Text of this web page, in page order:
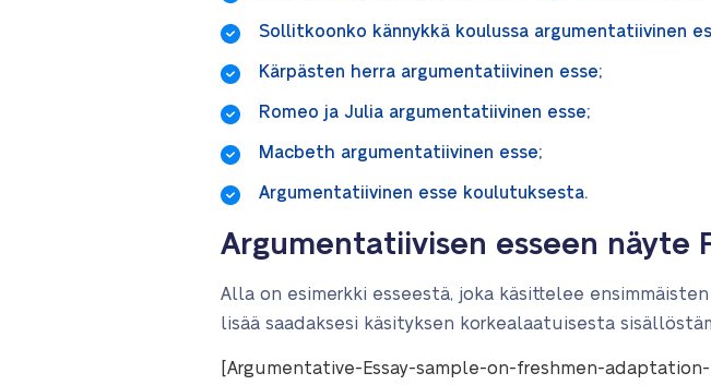
Sollitkoonko kännykkä koulussa argumentatiivinen
Kärpästen herra argumentatiivinen esse;
Romeo ja Julia argumentatiivinen esse;
Macbeth argumentatiivinen esse;
Argumentatiivinen esse koulutuksesta.
Argumentatiivisen esseen näyte
Alla on esimerkki esseestä, joka käsittelee
lisää saadaksesi käsityksen korkealaatuisesta
[Argumentative-Essay-sample-on-freshmen-